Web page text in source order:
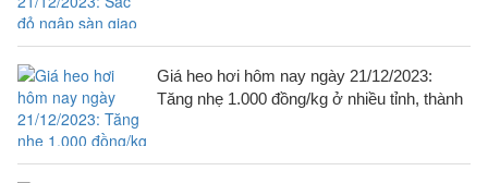
Giá heo hơi hôm nay ngày 21/12/2023:
Tăng nhẹ 1.000 đồng/kg ở nhiều tỉnh, thành